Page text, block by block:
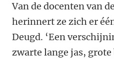
Van de docenten van
herinnert ze zich er
Deugd. ‘Een
zwarte lange jas, grote